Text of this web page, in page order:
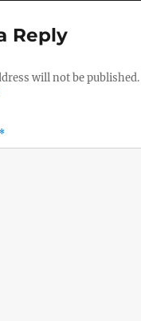
e
Reply
will not be published.
*